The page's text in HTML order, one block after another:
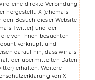
eine direkte Verbindung
hergestellt. X (ehemals
Besuch dieser Website
Twitter) und der
die von Ihnen besuchten
verknüpft und
darauf hin, dass wir als
der übermittelten Daten
erhalten. Weitere
von X